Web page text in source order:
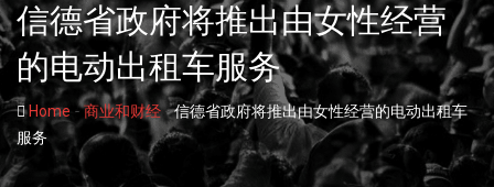
信德省政府将推出由女性经营
的电动出租车服务
Home -商业和财经-信德省政府将推出由女性经营的电动出租车
服务